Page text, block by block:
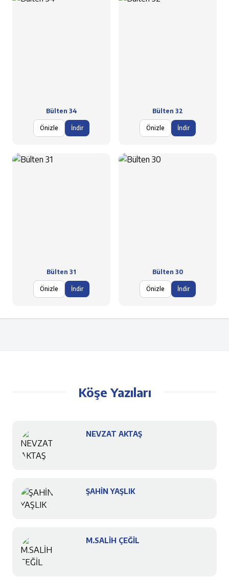
Bülten 34
Önizle İndir
Bülten 32
Önizle İndir
Bülten 31
Önizle İndir
Bülten 30
Önizle İndir
Köşe Yazıları
NEVZAT AKTAŞ
ŞAHİN YAŞLIK
M.SALİH ÇEĞİL